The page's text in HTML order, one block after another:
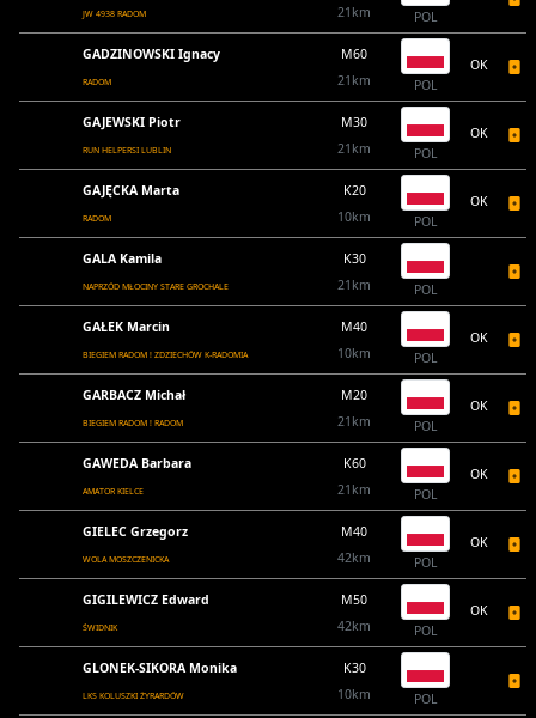
JW 4938 RADOM
21km
POL
GADZINOWSKI Ignacy
RADOM
M60
21km
POL
OK
GAJEWSKI Piotr
RUN HELPERSI LUBLIN
M30
21km
POL
OK
GAJĘCKA Marta
RADOM
K20
10km
POL
OK
GALA Kamila
NAPRZÓD MŁOCINY STARE GROCHALE
K30
21km
POL
GAŁEK Marcin
BIEGIEM RADOM ! ZDZIECHÓW K-RADOMIA
M40
10km
POL
OK
GARBACZ Michał
BIEGIEM RADOM ! RADOM
M20
21km
POL
OK
GAWEDA Barbara
AMATOR KIELCE
K60
21km
POL
OK
GIELEC Grzegorz
WOLA MOSZCZENICKA
M40
42km
POL
OK
GIGILEWICZ Edward
ŚWIDNIK
M50
42km
POL
OK
GLONEK-SIKORA Monika
LKS KOLUSZKI ŻYRARDÓW
K30
10km
POL